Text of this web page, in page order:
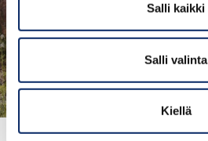
Salli kaikki
Salli valinta
Kiellä